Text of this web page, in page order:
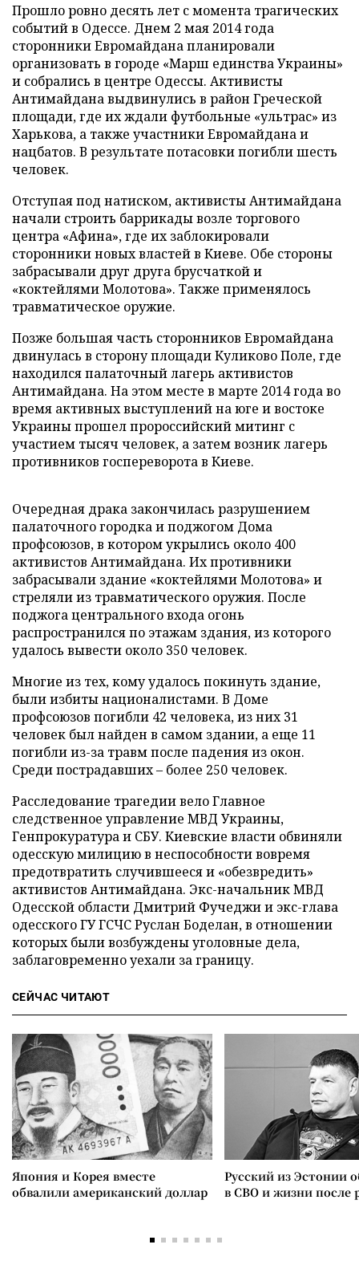
Прошло ровно десять лет с момента трагических
событий в Одессе. Днем 2 мая 2014 года
сторонники Евромайдана планировали
организовать в городе «Марш единства Украины»
и собрались в центре Одессы. Активисты
Антимайдана выдвинулись в район Греческой
площади, где их ждали футбольные «ультрас» из
Харькова, а также участники Евромайдана и
нацбатов. В результате потасовки погибли шесть
человек.
Отступая под натиском, активисты Антимайдана
начали строить баррикады возле торгового
центра «Афина», где их заблокировали
сторонники новых властей в Киеве. Обе стороны
забрасывали друг друга брусчаткой и
«коктейлями Молотова». Также применялось
травматическое оружие.
Позже большая часть сторонников Евромайдана
двинулась в сторону площади Куликово Поле, где
находился палаточный лагерь активистов
Антимайдана. На этом месте в марте 2014 года во
время активных выступлений на юге и востоке
Украины прошел пророссийский митинг с
участием тысяч человек, а затем возник лагерь
противников госпереворота в Киеве.
Очередная драка закончилась разрушением
палаточного городка и поджогом Дома
профсоюзов, в котором укрылись около 400
активистов Антимайдана. Их противники
забрасывали здание «коктейлями Молотова» и
стреляли из травматического оружия. После
поджога центрального входа огонь
распространился по этажам здания, из которого
удалось вывести около 350 человек.
Многие из тех, кому удалось покинуть здание,
были избиты националистами. В Доме
профсоюзов погибли 42 человека, из них 31
человек был найден в самом здании, а еще 11
погибли из-за травм после падения из окон.
Среди пострадавших – более 250 человек.
Расследование трагедии вело Главное
следственное управление МВД Украины,
Генпрокуратура и СБУ. Киевские власти обвиняли
одесскую милицию в неспособности вовремя
предотвратить случившееся и «обезвредить»
активистов Антимайдана. Экс-начальник МВД
Одесской области Дмитрий Фучеджи и экс-глава
одесского ГУ ГСЧС Руслан Боделан, в отношении
которых были возбуждены уголовные дела,
заблаговременно уехали за границу.
СЕЙЧАС ЧИТАЮТ
Япония и Корея вместе
обвалили американский доллар
Русский из Эстонии
в СВО и жизни после